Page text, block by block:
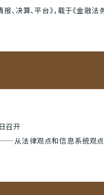
、决算、平台》，载于《金融
召开
从法律观点和信息系统观点